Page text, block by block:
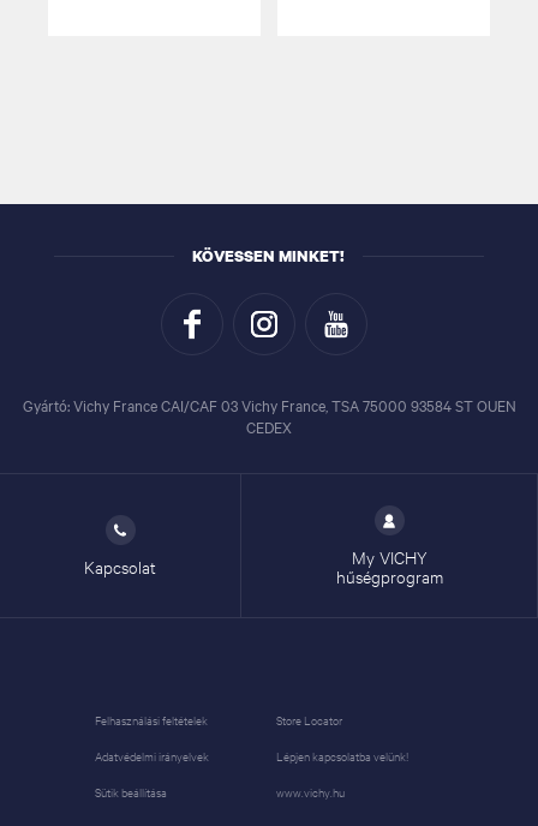
KÖVESSEN MINKET!
Gyártó: Vichy France CAI/CAF 03 Vichy France, TSA 75000 93584 ST OUEN
CEDEX
Kapcsolat
My VICHY
hűségprogram
Felhasználási feltételek
Adatvédelmi irányelvek
Sütik beállítása
Store Locator
Lépjen kapcsolatba velünk!
www.vichy.hu